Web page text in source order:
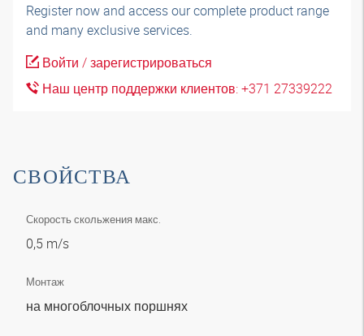
Register now and access our complete product range
and many exclusive services.
Войти / зарегистрироваться
Наш центр поддержки клиентов: +371 27339222
СВОЙСТВА
Скорость скольжения макс.
0,5 m/s
Монтаж
на многоблочных поршнях